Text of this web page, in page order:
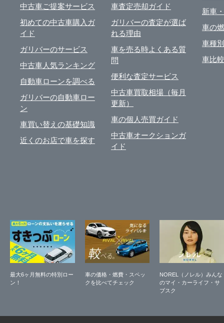
中古車ご提案サービス
初めての中古車購入ガ
イド
ガリバーのサービス
中古車人気ランキング
自動車ローンを調べる
ガリバーの自動車ロー
ン
車買い替えの基礎知識
近くのお店で車を探す
車査定売却ガイド
ガリバーの査定が選ば
れる理由
車を売る時よくある質
問
便利な査定サービス
中古車買取相場（毎月
更新）
車の個人売買ガイド
中古車オークションガ
イド
新車
車の
車種
車比
最大6ヶ月無料の特別ロー
ン！
車の価格・燃費・スペッ
クを比べてチェック
NOREL（ノレル）みんな
のマイ・カーライフ・サ
ブスク